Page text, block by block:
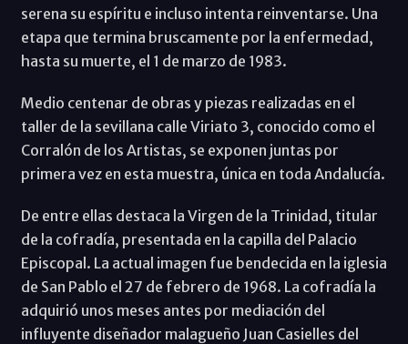
serena su espíritu e incluso intenta reinventarse. Una
etapa que termina bruscamente por la enfermedad,
hasta su muerte, el 1 de marzo de 1983.
Medio centenar de obras y piezas realizadas en el
taller de la sevillana calle Viriato 3, conocido como el
Corralón de los Artistas, se exponen juntas por
primera vez en esta muestra, única en toda Andalucía.
De entre ellas destaca la Virgen de la Trinidad, titular
de la cofradía, presentada en la capilla del Palacio
Episcopal. La actual imagen fue bendecida en la iglesia
de San Pablo el 27 de febrero de 1968. La cofradía la
adquirió unos meses antes por mediación del
influyente diseñador malagueño Juan Casielles del